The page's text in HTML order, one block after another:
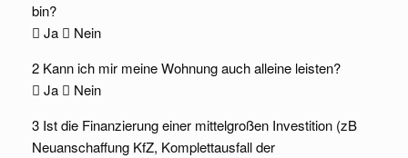
bin?
 Ja  Nein
2 Kann ich mir meine Wohnung auch alleine leisten?
 Ja  Nein
3 Ist die Finanzierung einer mittelgroßen Investition (zB
Neuanschaffung KfZ, Komplettausfall der